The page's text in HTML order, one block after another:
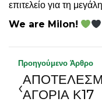
επιτελείο για τη
We are Milon!
Προηγούμενο Άρθρο
‹ΑΓΟΡΙΑ Κ17